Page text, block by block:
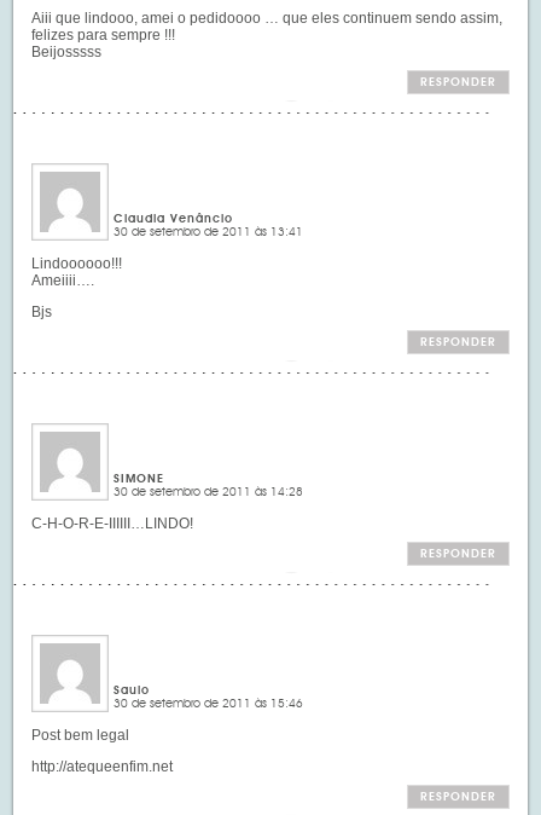
Aiii que lindooo, amei o pedidoooo … que eles continuem sendo assim,
felizes para sempre !!!
Beijosssss
RESPONDER
Claudia Venâncio
30 de setembro de 2011 às 13:41
Lindoooooo!!!
Ameiiii….
Bjs
RESPONDER
SIMONE
30 de setembro de 2011 às 14:28
C-H-O-R-E-IIIIII…LINDO!
RESPONDER
Saulo
30 de setembro de 2011 às 15:46
Post bem legal
http://atequeenfim.net
RESPONDER